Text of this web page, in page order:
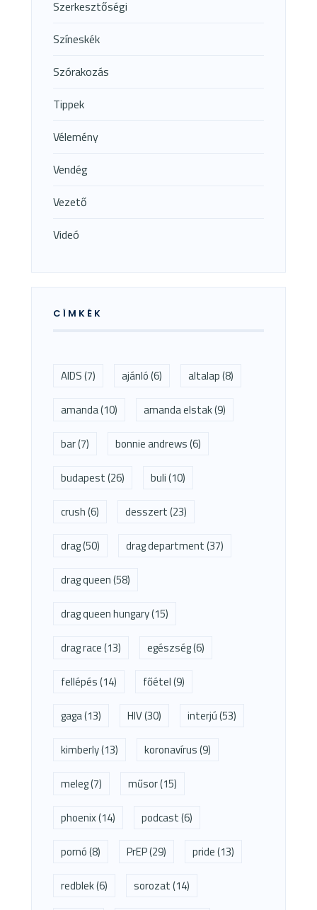
Szerkesztőségi
Színeskék
Szórakozás
Tippek
Vélemény
Vendég
Vezető
Videó
CÍMKÉK
AIDS(7) ajánló(6) altalap(8)
amanda(10) amanda elstak(9)
bar(7) bonnie andrews(6)
budapest(26) buli(10)
crush(6) desszert(23)
drag(50) drag department(37)
drag queen(58)
drag queen hungary(15)
drag race(13) egészség(6)
fellépés(14) főétel(9)
gaga(13) HIV(30) interjú(53)
kimberly(13) koronavírus(9)
meleg(7) műsor(15)
phoenix(14) podcast(6)
pornó(8) PrEP(29) pride(13)
redblek(6) sorozat(14)